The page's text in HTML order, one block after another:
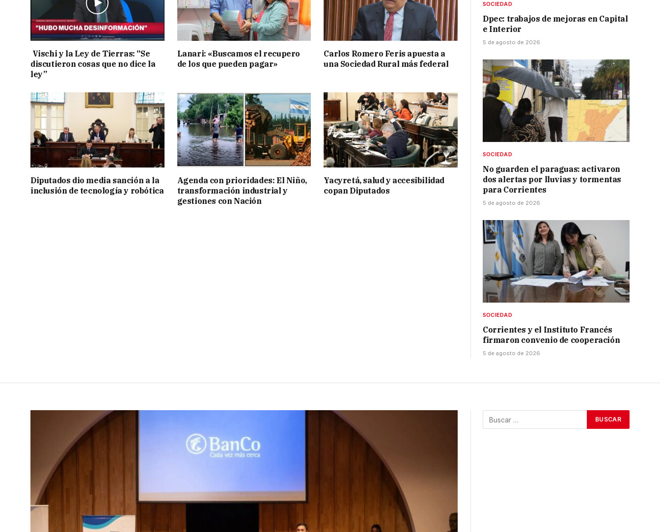
Vischi y la Ley de Tierras: “Se
discutieron cosas que no dice la
ley”
Lanari: «Buscamos el recupero
de los que pueden pagar»
Carlos Romero Feris apuesta a
una Sociedad Rural más federal
Diputados dio media sanción a la
inclusión de tecnología y robótica
Agenda con prioridades: El Niño,
transformación industrial y
gestiones con Nación
Yacyretá, salud y accesibilidad
copan Diputados
SOCIEDAD
Dpec: trabajos de mejoras en Capital
e Interior
5 de agosto de 2026
SOCIEDAD
No guarden el paraguas: activaron
dos alertas por lluvias y tormentas
para Corrientes
5 de agosto de 2026
SOCIEDAD
Corrientes y el Instituto Francés
firmaron convenio de cooperación
5 de agosto de 2026